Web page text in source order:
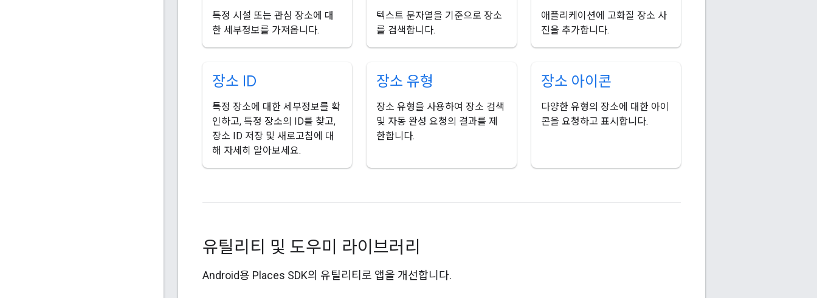
특정 시설 또는 관심 장소에 대
한 세부정보를 가져옵니다.
텍스트 문자열을 기준으로 장소
를 검색합니다.
애플리케이션에 고화질 장소 사
진을 추가합니다.
장소 ID
특정 장소에 대한 세부정보를 확
인하고, 특정 장소의 ID를 찾고,
장소 ID 저장 및 새로고침에 대
해 자세히 알아보세요.
장소 유형
장소 유형을 사용하여 장소 검색
및 자동 완성 요청의 결과를 제
한합니다.
장소 아이콘
다양한 유형의 장소에 대한 아이
콘을 요청하고 표시합니다.
유틸리티 및 도우미 라이브러리
Android용 Places SDK의 유틸리티로 앱을 개선합니다.